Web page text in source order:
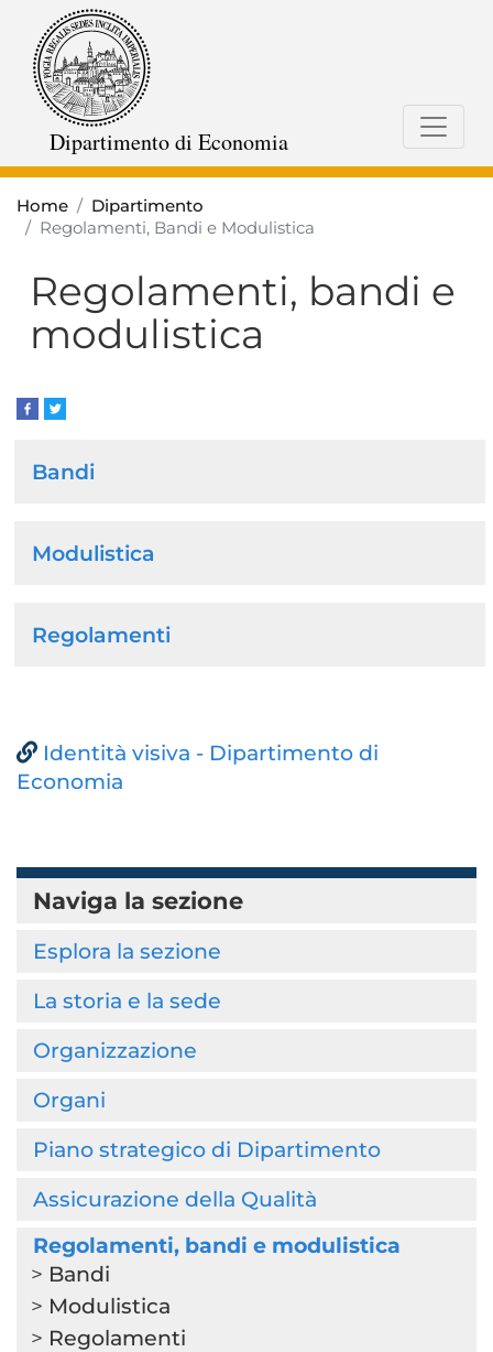
Dipartimento di Economia
Home
Dipartimento
Regolamenti, Bandi e Modulistica
Regolamenti, bandi e
modulistica
Navigazione
principale
Bandi
Modulistica
Regolamenti
Identità visiva - Dipartimento di
Economia
Naviga la sezione
Esplora la sezione
La storia e la sede
Organizzazione
Organi
Piano strategico di Dipartimento
Assicurazione della Qualità
Regolamenti, bandi e modulistica
Bandi
Modulistica
Regolamenti